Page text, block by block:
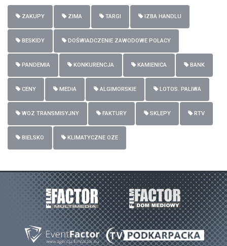
ZAKUPY ZIMA TARGI IZBA HANDLU
BESKIDY DOŚWIADCZENIE ZAWODOWE POLACY
PANDEMIA KONKURENCJA KAMIENICA BANK
CENY MEDIA ALGIMORSKIE LOTOS. PALIWA
WOZ TRANSMISYJNY FAKTURY SKLEPY RTV
BIELSKO KLIMATYCZNE OZE